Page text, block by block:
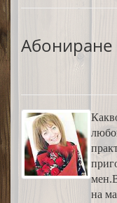
Абониране
на